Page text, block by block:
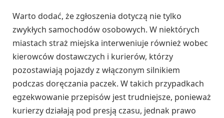
Warto dodać, że zgłoszenia dotyczą nie tylko
zwykłych samochodów osobowych. W niektórych
miastach straż miejska interweniuje również wobec
kierowców dostawczych i kurierów, którzy
pozostawiają pojazdy z włączonym silnikiem
podczas doręczania paczek. W takich przypadkach
egzekwowanie przepisów jest trudniejsze, ponieważ
kurierzy działają pod presją czasu, jednak prawo